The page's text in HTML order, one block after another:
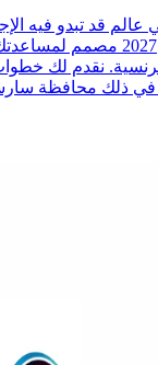
عالم قد تبدو فيه
2027 مصمم
نقدم لك
في ذلك محافظة